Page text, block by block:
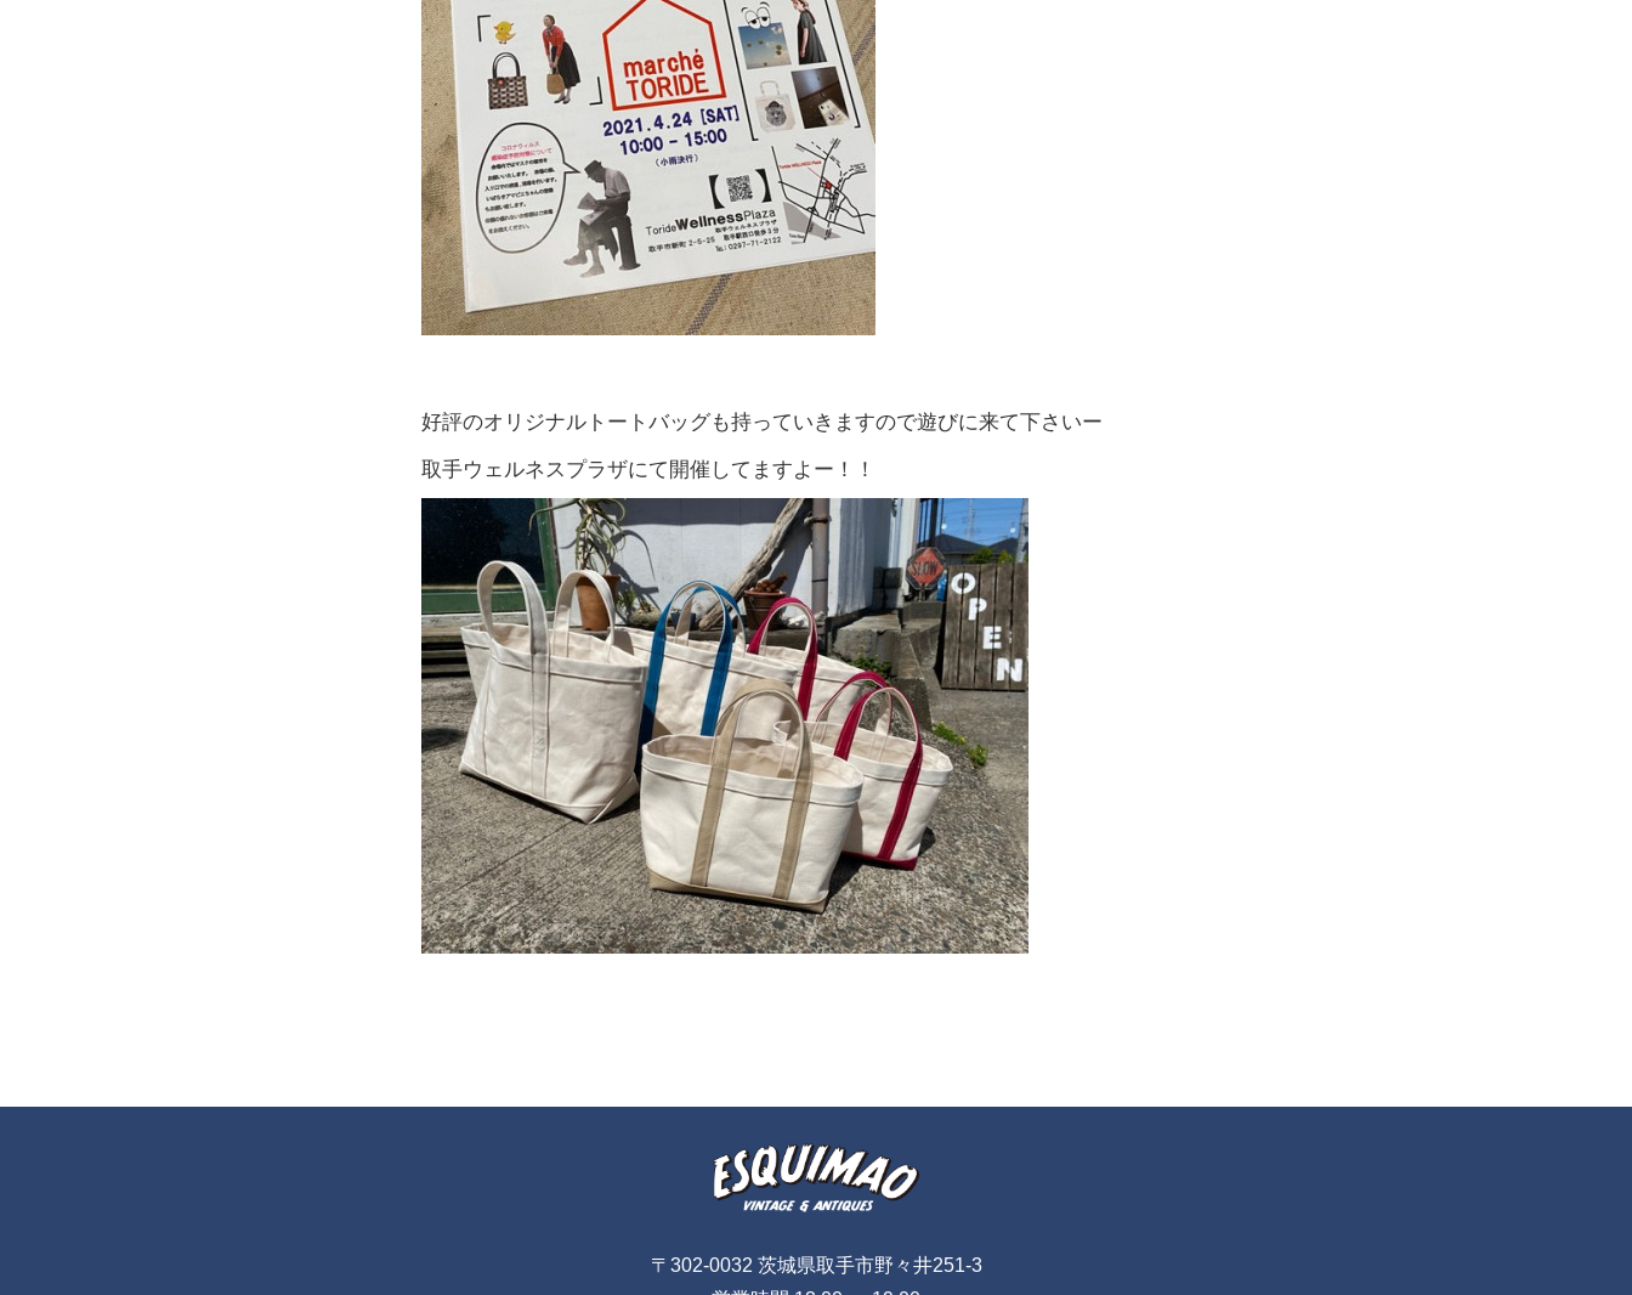
好評のオリジナルトートバッグも持っていきますので遊びに来て下さいー
取手ウェルネスプラザにて開催してますよー！！
〒302-0032 茨城県取手市野々井251-3